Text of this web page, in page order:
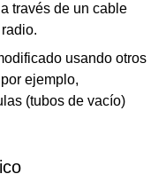
través de un cable
usando otros
ejemplo,
(tubos de vacío)